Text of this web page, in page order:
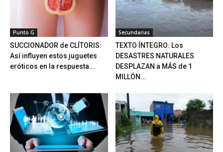
Punto G
SUCCIONADOR de CLÍTORIS:
Así influyen estos juguetes
eróticos en la respuesta...
Secundarias
TEXTO ÍNTEGRO: Los
DESASTRES NATURALES
DESPLAZAN a MÁS de 1
MILLÓN...